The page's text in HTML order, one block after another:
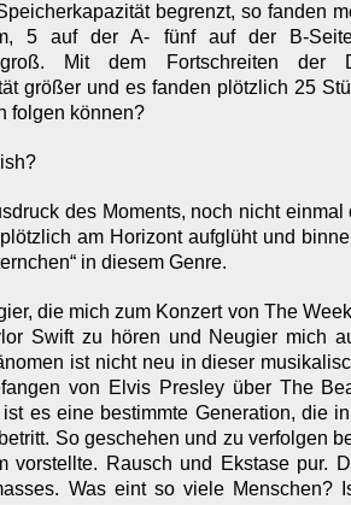
begrenzt, so fanden
5 auf der A- fünf auf der B-
groß. Mit dem Fortschreiten der
größer und es fanden plötzlich 25
folgen können?
des Moments, noch nicht
am Horizont aufglüht und
in diesem Genre.
die mich zum Konzert von The
Swift zu hören und Neugier mich
ist nicht neu in dieser
von Elvis Presley über The
es eine bestimmte Generation, die
So geschehen und zu verfolgen
vorstellte. Rausch und Ekstase pur.
Was eint so viele Menschen?